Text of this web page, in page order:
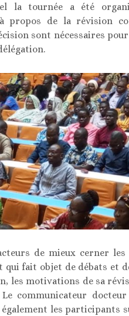
la tournée a été
à propos de la révision
sont nécessaires
de mieux cerner
qui fait objet de débats et
les motivations de sa
communicateur
également les participants